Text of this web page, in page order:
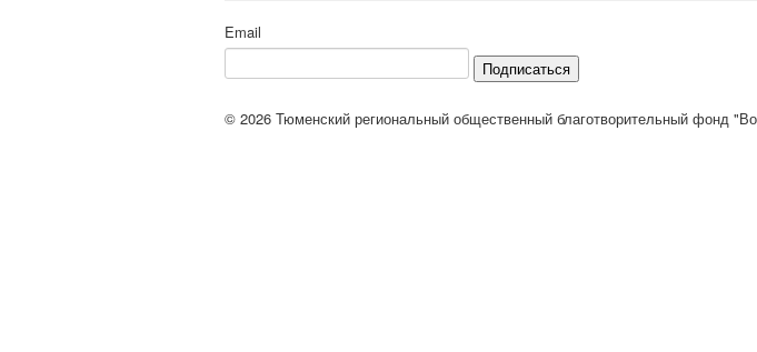
Email
Подписаться
© 2026 Тюменский региональный общественный благотворительный фонд